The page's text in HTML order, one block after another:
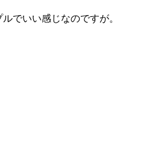
でいい感じなのですが。